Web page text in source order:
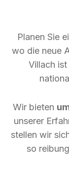
Planen Sie
wo die neue
Villach ist
Wir bieten
unserer
stellen wir
so